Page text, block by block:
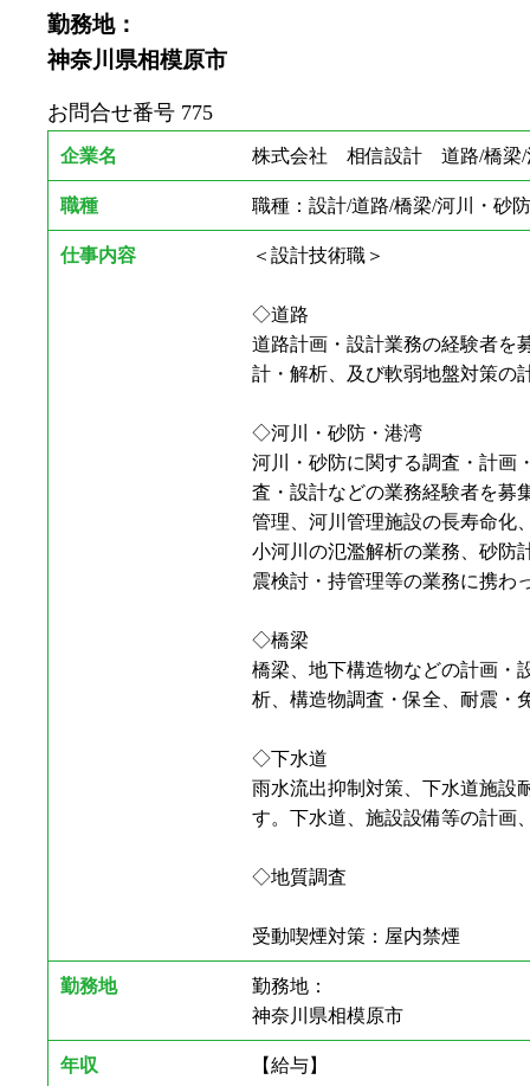
勤務地：
神奈川県相模原市
お問合せ番号 775
企業名 株式会社 相信設計 道路/橋梁/
職種 職種：設計/道路/橋梁/河川・砂
仕事内容 ＜設計技術職＞
◇道路
道路計画・設計業務の経験者を
計・解析、及び軟弱地盤対策の
◇河川・砂防・港湾
河川・砂防に関する調査・計画
査・設計などの業務経験者を募
管理、河川管理施設の長寿命化
小河川の氾濫解析の業務、砂防
震検討・持管理等の業務に携わ
◇橋梁
橋梁、地下構造物などの計画・
析、構造物調査・保全、耐震・
◇下水道
雨水流出抑制対策、下水道施設
す。下水道、施設設備等の計画
◇地質調査
受動喫煙対策：屋内禁煙
勤務地
勤務地：
神奈川県相模原市
年収 【給与】